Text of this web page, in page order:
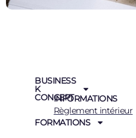
BUSINESS
K
CONCEPT
FORMATIONS
INFORMATIONS
Règlement intérieur